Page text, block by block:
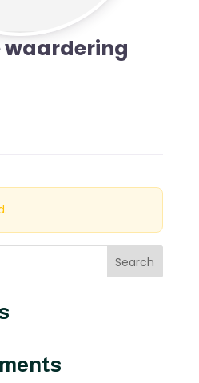
waardering
Search